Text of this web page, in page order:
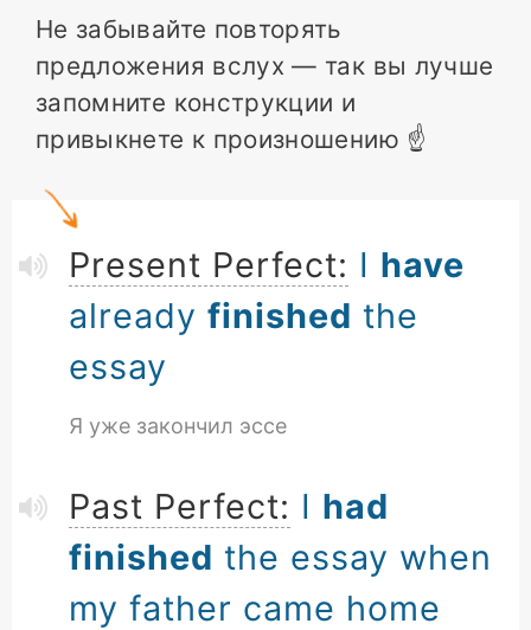
Не забывайте повторять
предложения вслух — так вы лучше
запомните конструкции и
привыкнете к произношению ☝️
Present Perfect: I have
already finished the
essay
Я уже закончил эссе
Past Perfect: I had
finished the essay when
my father came home